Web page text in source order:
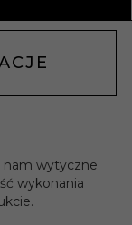
nam wytyczne
wykonania